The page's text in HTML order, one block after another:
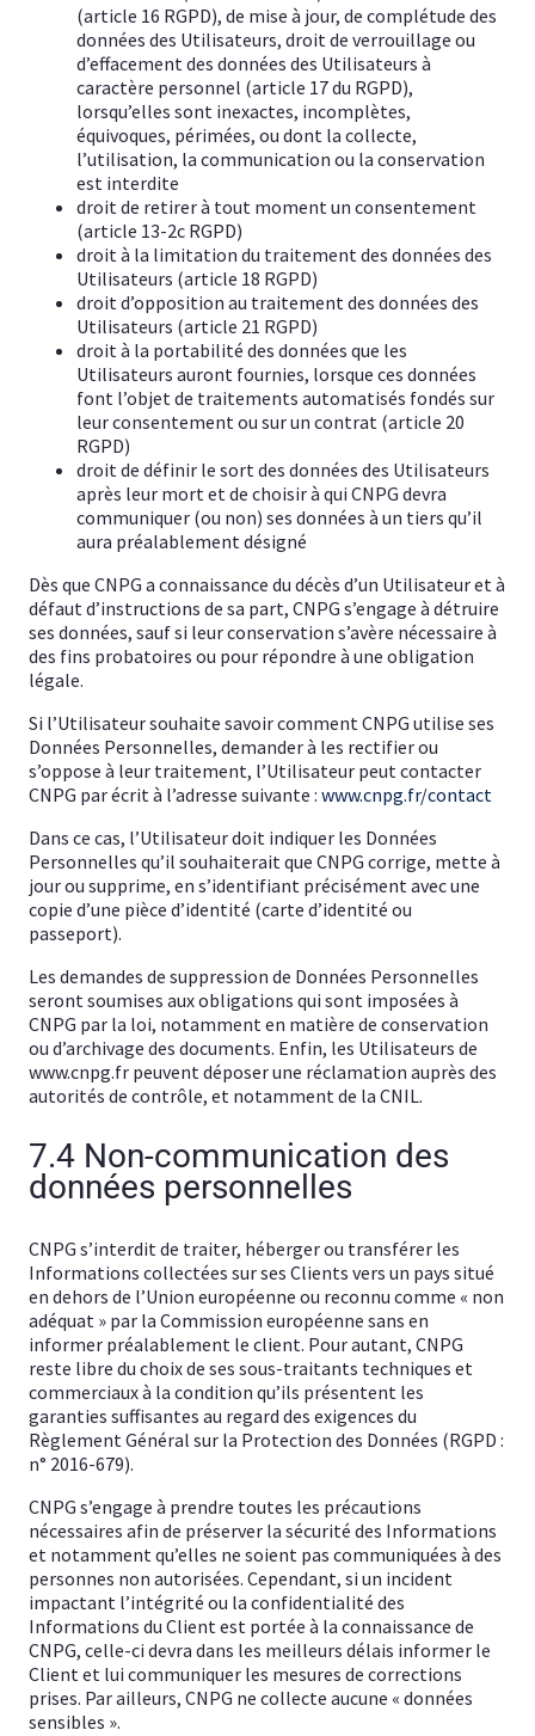
(article 16 RGPD), de mise à jour, de complétude des
données des Utilisateurs, droit de verrouillage ou
d’effacement des données des Utilisateurs à
caractère personnel (article 17 du RGPD),
lorsqu’elles sont inexactes, incomplètes,
équivoques, périmées, ou dont la collecte,
l’utilisation, la communication ou la conservation
est interdite
droit de retirer à tout moment un consentement
(article 13-2c RGPD)
droit à la limitation du traitement des données des
Utilisateurs (article 18 RGPD)
droit d’opposition au traitement des données des
Utilisateurs (article 21 RGPD)
droit à la portabilité des données que les
Utilisateurs auront fournies, lorsque ces données
font l’objet de traitements automatisés fondés sur
leur consentement ou sur un contrat (article 20
RGPD)
droit de définir le sort des données des Utilisateurs
après leur mort et de choisir à qui CNPG devra
communiquer (ou non) ses données à un tiers qu’il
aura préalablement désigné
Dès que CNPG a connaissance du décès d’un Utilisateur et à
défaut d’instructions de sa part, CNPG s’engage à détruire
ses données, sauf si leur conservation s’avère nécessaire à
des fins probatoires ou pour répondre à une obligation
légale.
Si l’Utilisateur souhaite savoir comment CNPG utilise ses
Données Personnelles, demander à les rectifier ou
s’oppose à leur traitement, l’Utilisateur peut contacter
CNPG par écrit à l’adresse suivante :www.cnpg.fr/contact
Dans ce cas, l’Utilisateur doit indiquer les Données
Personnelles qu’il souhaiterait que CNPG corrige, mette à
jour ou supprime, en s’identifiant précisément avec une
copie d’une pièce d’identité (carte d’identité ou
passeport).
Les demandes de suppression de Données Personnelles
seront soumises aux obligations qui sont imposées à
CNPG par la loi, notamment en matière de conservation
ou d’archivage des documents. Enfin, les Utilisateurs de
www.cnpg.fr peuvent déposer une réclamation auprès des
autorités de contrôle, et notamment de la CNIL.
7.4 Non-communication des
données personnelles
CNPG s’interdit de traiter, héberger ou transférer les
Informations collectées sur ses Clients vers un pays situé
en dehors de l’Union européenne ou reconnu comme « non
adéquat » par la Commission européenne sans en
informer préalablement le client. Pour autant, CNPG
reste libre du choix de ses sous-traitants techniques et
commerciaux à la condition qu’ils présentent les
garanties suffisantes au regard des exigences du
Règlement Général sur la Protection des Données (RGPD :
n° 2016-679).
CNPG s’engage à prendre toutes les précautions
nécessaires afin de préserver la sécurité des Informations
et notamment qu’elles ne soient pas communiquées à des
personnes non autorisées. Cependant, si un incident
impactant l’intégrité ou la confidentialité des
Informations du Client est portée à la connaissance de
CNPG, celle-ci devra dans les meilleurs délais informer le
Client et lui communiquer les mesures de corrections
prises. Par ailleurs, CNPG ne collecte aucune « données
sensibles ».